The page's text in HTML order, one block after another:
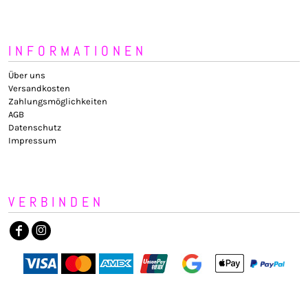
INFORMATIONEN
Über uns
Versandkosten
Zahlungsmöglichkeiten
AGB
Datenschutz
Impressum
VERBINDEN